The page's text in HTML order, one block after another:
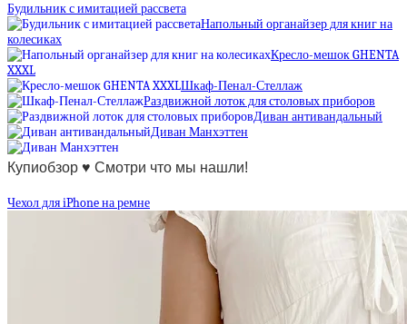
Будильник с имитацией рассвета
Напольный органайзер для книг на
колесиках
Кресло-мешок GHENTA
XXXL
Шкаф-Пенал-Стеллаж
Раздвижной лоток для столовых приборов
Диван антивандальный
Диван Манхэттен
Купиобзор ♥ Смотри что мы нашли!
Чехол для iPhone на ремне